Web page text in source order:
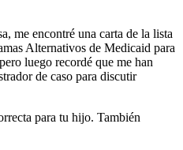
me encontré una carta de la lista
Alternativos de Medicaid para
luego recordé que me han
de caso para discutir
para tu hijo. También